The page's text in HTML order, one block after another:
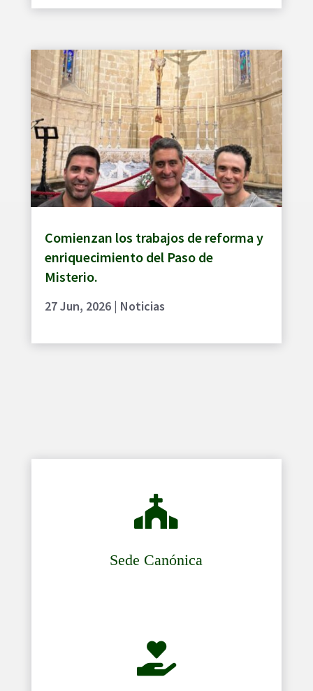
Comienzan los trabajos de reforma y
enriquecimiento del Paso de
Misterio.
27 Jun, 2026| Noticias

Sede Canónica
